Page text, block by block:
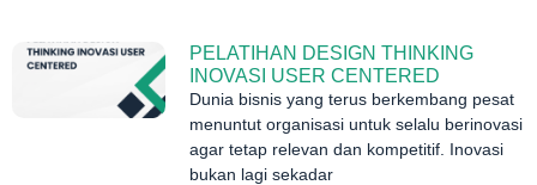
PELATIHAN DESIGN THINKING
INOVASI USER CENTERED
Dunia bisnis yang terus berkembang pesat
menuntut organisasi untuk selalu berinovasi
agar tetap relevan dan kompetitif. Inovasi
bukan lagi sekadar